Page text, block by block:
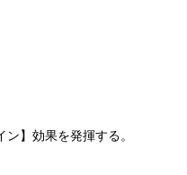
ン】効果を発揮する。